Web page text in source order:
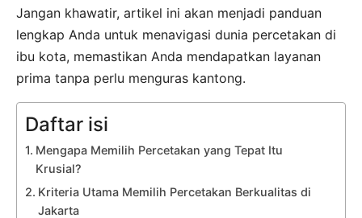
Jangan khawatir, artikel ini akan menjadi panduan
lengkap Anda untuk menavigasi dunia percetakan di
ibu kota, memastikan Anda mendapatkan layanan
prima tanpa perlu menguras kantong.
Daftar isi
Mengapa Memilih Percetakan yang Tepat Itu
Krusial?
Kriteria Utama Memilih Percetakan Berkualitas di
Jakarta